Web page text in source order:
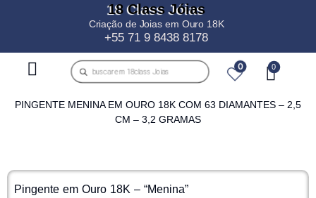
18 Class Jóias
Criação de Joias em Ouro 18K
+55 71 9 8438 8178
0
PINGENTE MENINA EM OURO 18K COM 63 DIAMANTES – 2,5
CM – 3,2 GRAMAS
Pingente em Ouro 18K – “Menina”